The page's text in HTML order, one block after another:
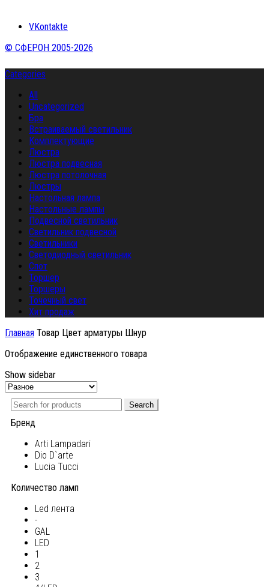
VKontakte
© СФЕРОН 2005-2026
Categories
All
Uncategorized
Бра
Встраиваемый светильник
Комплектующие
Люстра
Люстра подвесная
Люстра потолочная
Люстры
Настольная лампа
Настольные лампы
Подвесной светильник
Светильник подвесной
Светильники
Светодиодный светильник
Спот
Торшер
Торшеры
Точечный свет
Хит продаж
Главная Товар Цвет арматуры Шнур
Отображение единственного товара
Show sidebar
Search
Бренд
Arti Lampadari
Dio D`arte
Lucia Tucci
Количество ламп
Led лента
-
GAL
LED
1
2
3